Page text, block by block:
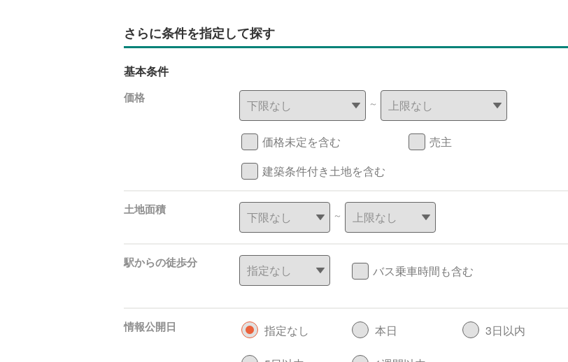
さらに条件を指定して探す
基本条件
価格 ～
価格未定を含む
売主
建築条件付き土地を含む
土地面積 ～
駅からの徒歩分
バス乗車時間も含む
情報公開日 指定なし 本日 3日以内